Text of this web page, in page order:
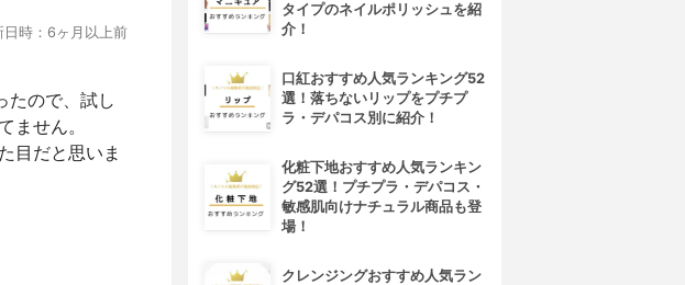
日時：6ヶ月以上前
たので、試し
ません。
目だと思いま
タイプのネイルポリッシュを紹
介！
口紅おすすめ人気ランキング52
選！落ちないリップをプチプ
ラ・デパコス別に紹介！
化粧下地おすすめ人気ランキン
グ52選！プチプラ・デパコス・
敏感肌向けナチュラル商品も登
場！
クレンジングおすすめ人気ラン